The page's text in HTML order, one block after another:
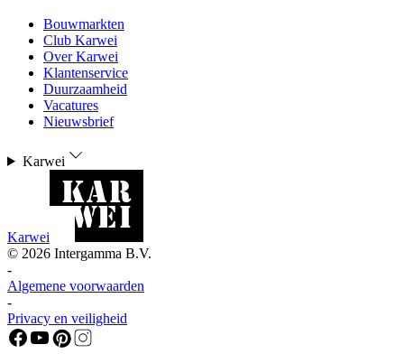
Bouwmarkten
Club Karwei
Over Karwei
Klantenservice
Duurzaamheid
Vacatures
Nieuwsbrief
Karwei
Karwei
© 2026 Intergamma B.V.
-
Algemene voorwaarden
-
Privacy en veiligheid